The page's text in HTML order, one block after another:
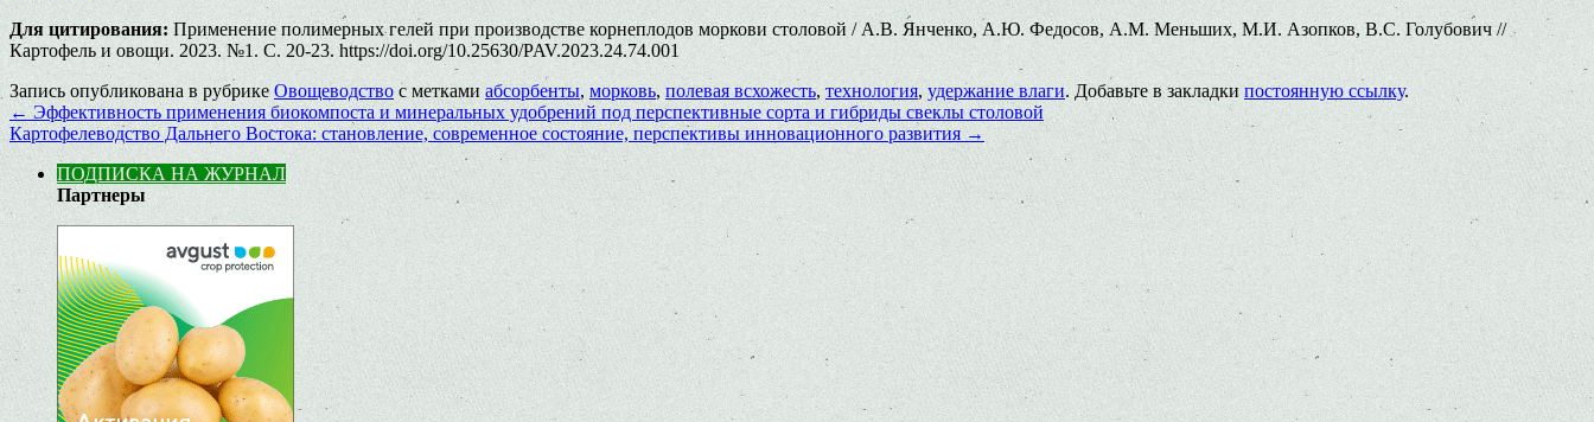
Для цитирования: Применение полимерных гелей при производстве корнеплодов моркови столовой / А.В. Янченко, А.Ю. Федосов, А.М. Меньших, М.И. Азопков, В.С. Голубович //
Картофель и овощи. 2023. №1. С. 20-23. https://doi.org/10.25630/PAV.2023.24.74.001
Запись опубликована в рубрикеОвощеводство с метками абсорбенты, морковь,полевая всхожесть, технология,удержание влаги. Добавьте в закладки постоянную ссылку.
← Эффективность применения биокомпоста и минеральных удобрений под перспективные сорта и гибриды свеклы столовой
Картофелеводство Дальнего Востока: становление, современное состояние, перспективы инновационного развития →
ПОДПИСКА НА ЖУРНАЛ
Партнеры